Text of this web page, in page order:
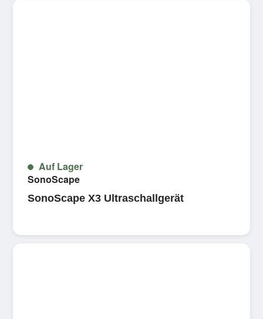
Auf Lager
SonoScape
SonoScape X3 Ultraschallgerät